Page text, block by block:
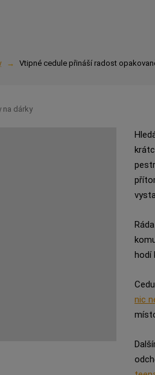
Vtipné cedule přináší radost
na dárky
hodí
nic